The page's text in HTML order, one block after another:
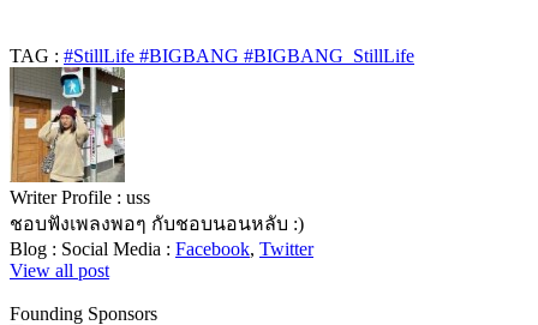
TAG : #StillLife #BIGBANG #BIGBANG_StillLife
Writer Profile : uss
ชอบฟังเพลงพอๆ กับชอบนอนหลับ :)
Blog : Social Media : Facebook, Twitter
View all post
Founding Sponsors